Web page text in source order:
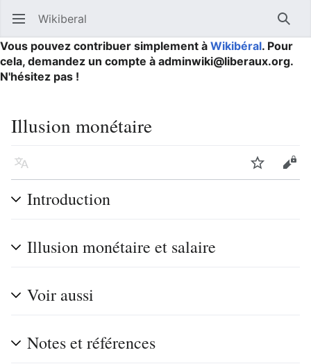
Ouvrir le menu principal Wikiberal
Vous pouvez contribuer simplement à Wikibéral. Pour
cela, demandez un compte à adminwiki@liberaux.org.
N'hésitez pas !
Illusion monétaire
Langue Suivre
Introduction
Illusion monétaire et salaire
Voir aussi
Notes et références